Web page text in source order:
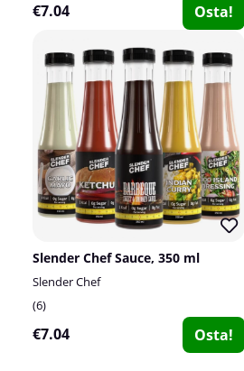
€7.04 Osta!
Slender Chef Sauce, 350 ml
Slender Chef
6
€7.04 Osta!